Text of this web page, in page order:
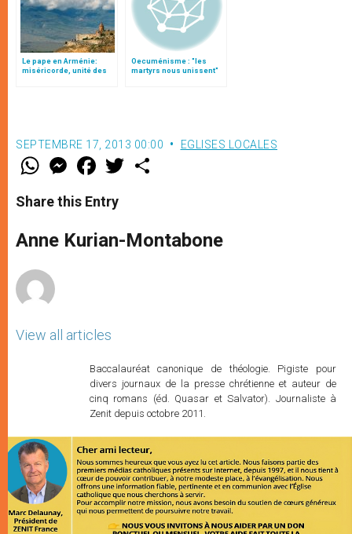
Le pape en Arménie:
miséricorde, unité des
Oecuménisme : "les
martyrs nous unissent"
SEPTEMBRE 17, 2013 00:00 EGLISES LOCALES
W
t
s
p
p
M
e
s
e
g
e
F
a
e
b
o
k
w
r
Share this Entry
Anne Kurian-Montabone
View all articles
Baccalauréat canonique de théologie. Pigiste pour
divers journaux de la presse chrétienne et auteur de
cinq romans (éd. Quasar et Salvator). Journaliste à
Zenit depuis octobre 2011.